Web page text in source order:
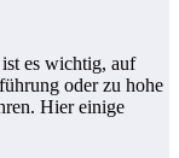
es wichtig, auf
oder zu hohe
Hier einige